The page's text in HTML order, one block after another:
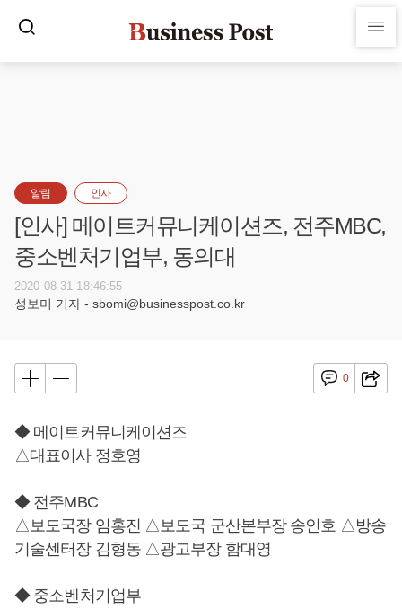
알림 인사
[인사] 메이트커뮤니케이션즈, 전주MBC,
중소벤처기업부, 동의대
2020-08-31 18:46:55
성보미 기자 - sbomi@businesspost.co.kr
0
◆ 메이트커뮤니케이션즈
△대표이사 정호영
◆ 전주MBC
△보도국장 임홍진 △보도국 군산본부장 송인호 △방송
기술센터장 김형동 △광고부장 함대영
◆ 중소벤처기업부